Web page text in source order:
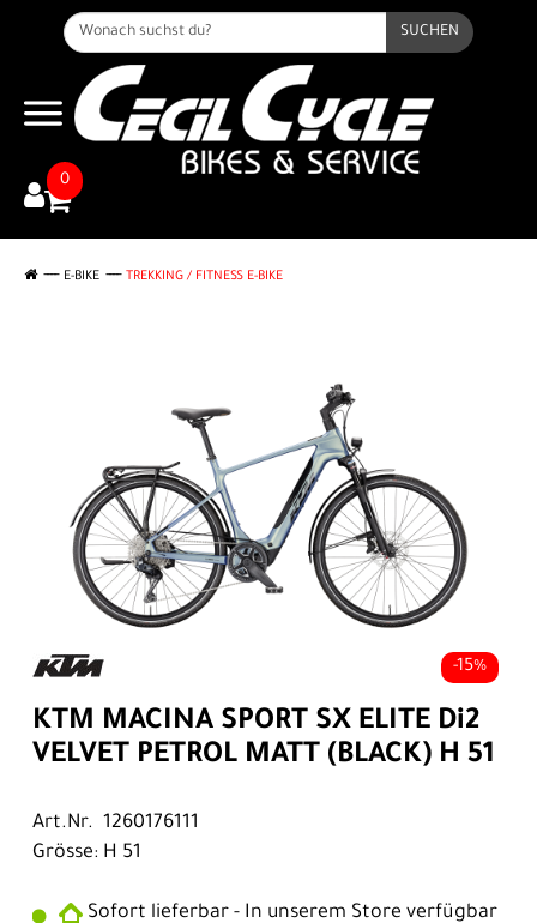
SUCHEN
0
E-BIKE TREKKING / FITNESS E-BIKE
-15%
KTM MACINA SPORT SX ELITE Di2
VELVET PETROL MATT (BLACK) H 51
Art.Nr. 1260176111
Grösse: H 51
Sofort lieferbar - In unserem Store verfügbar